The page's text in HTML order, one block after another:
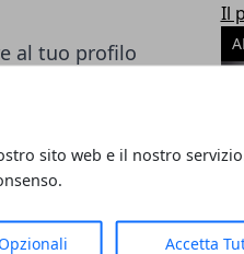
sito web e il nostro
Accetta
al tuo profilo
Il